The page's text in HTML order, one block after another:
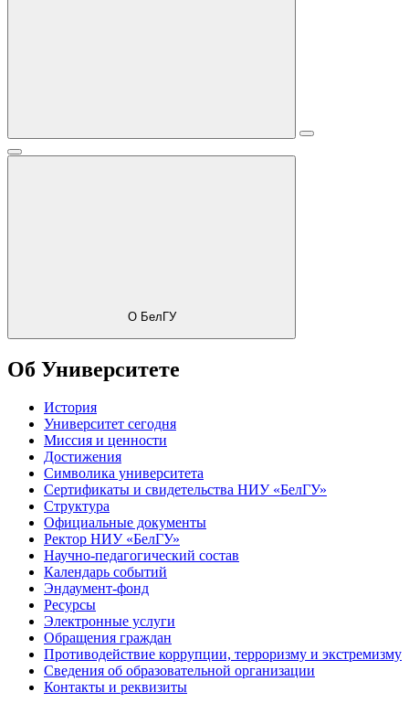
О БелГУ
Об Университете
История
Университет сегодня
Миссия и ценности
Достижения
Символика университета
Сертификаты и свидетельства НИУ «БелГУ»
Структура
Официальные документы
Ректор НИУ «БелГУ»
Научно-педагогический состав
Календарь событий
Эндаумент-фонд
Ресурсы
Электронные услуги
Обращения граждан
Противодействие коррупции, терроризму и экстремизму
Сведения об образовательной организации
Контакты и реквизиты